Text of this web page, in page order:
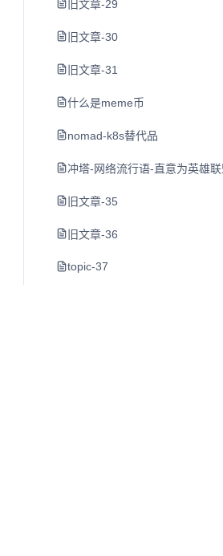
旧文章-29
旧文章-30
旧文章-31
什么是meme币
nomad-k8s替代品
冲塔-网络流行语-直意为英雄
旧文章-35
旧文章-36
topic-37